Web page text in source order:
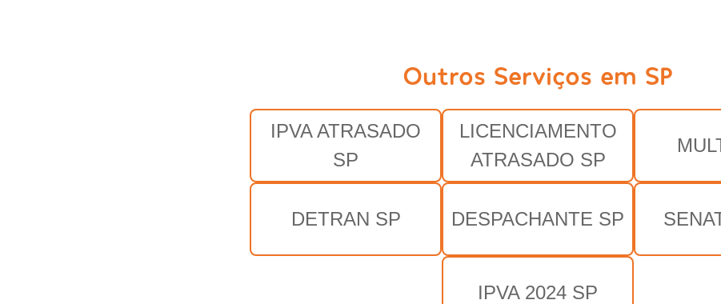
Outros Serviços em SP
IPVA ATRASADO
SP
LICENCIAMENTO
ATRASADO SP
DETRAN SP DESPACHANTE SP
IPVA 2024 SP